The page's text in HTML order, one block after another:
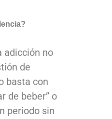
adicción no
de
basta con
de beber” o
periodo sin